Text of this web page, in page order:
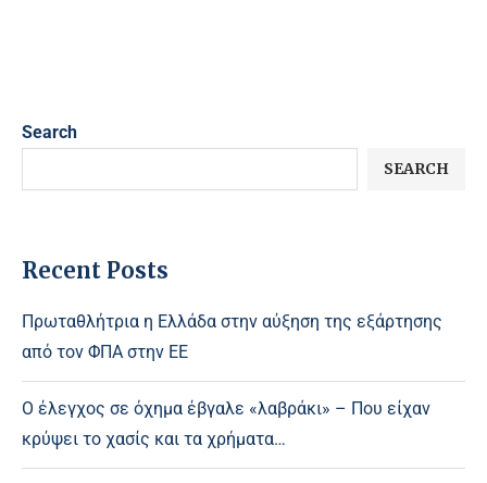
Search
SEARCH
Recent Posts
Πρωταθλήτρια η Ελλάδα στην αύξηση της εξάρτησης
από τον ΦΠΑ στην ΕΕ
Ο έλεγχος σε όχημα έβγαλε «λαβράκι» – Που είχαν
κρύψει το χασίς και τα χρήματα…